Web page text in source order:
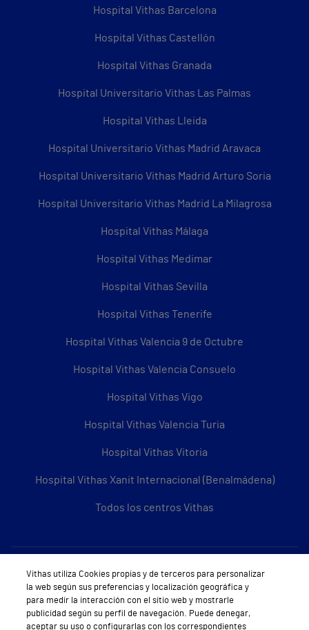
Hospital Vithas Barcelona
Hospital Vithas Castellón
Hospital Vithas Granada
Hospital Universitario Vithas Las Palmas
Hospital Vithas Lleida
Hospital Universitario Vithas Madrid Aravaca
Hospital Universitario Vithas Madrid Arturo Soria
Hospital Universitario Vithas Madrid La Milagrosa
Hospital Vithas Málaga
Hospital Vithas Medimar
Hospital Vithas Sevilla
Hospital Vithas Tenerife
Hospital Vithas Valencia 9 de Octubre
Hospital Vithas Valencia Consuelo
Hospital Vithas Vigo
Hospital Vithas Valencia Turia
Hospital Vithas Vitoria
Hospital Vithas Xanit Internacional (Benalmádena)
Todos los centros Vithas
Sobre Vithas
Quiénes somos
Trabajar en Vithas
Vithas utiliza Cookies propias y de terceros para personalizar
la web según sus preferencias y localización geográfica y
para medir la interacción con el sitio web y mostrarle
publicidad según su perfil de navegación. Puede denegar,
aceptar su uso o configurarlas con los correspondientes